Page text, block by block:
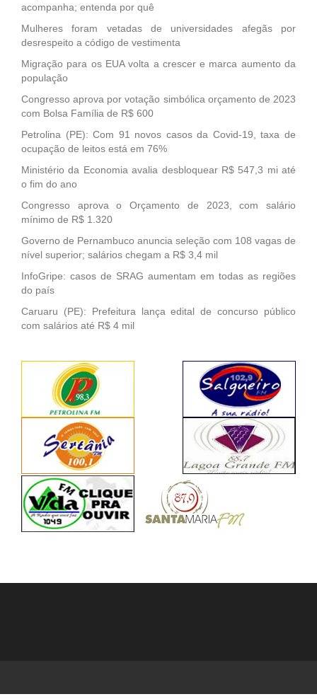
acompanha; entenda por quê
Mulheres foram vetadas de universidades afegãs por
desrespeito a código de vestimenta
Migração para os EUA volta a crescer e marca aumento da
população
Congresso aprova por votação simbólica orçamento de 2023
com Bolsa Família de R$ 600
Petrolina (PE): Com 91 novos casos da Covid-19, taxa de
ocupação de leitos está em 76%
Ministério da Economia avalia desbloquear R$ 547,3 mi até
o fim do ano
Congresso aprova o Orçamento de 2023, com salário
mínimo de R$ 1.320
Governo de Pernambuco anuncia seleção com 108 vagas de
nível superior; salários chegam a R$ 3,4 mil
InfoGripe: casos de SRAG aumentam em todas as regiões
do país
Caruaru (PE): Prefeitura lança edital de concurso público
com salários até R$ 4 mil